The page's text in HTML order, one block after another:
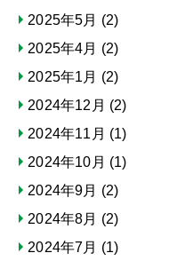
2025年5月 (2)
2025年4月 (2)
2025年1月 (2)
2024年12月 (2)
2024年11月 (1)
2024年10月 (1)
2024年9月 (2)
2024年8月 (2)
2024年7月 (1)